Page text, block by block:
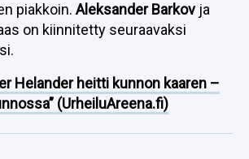
piakkoin. Aleksander Barkovja
on kiinnitetty seuraavaksi
Helander heitti kunnon kaaren –
(UrheiluAreena.fi)